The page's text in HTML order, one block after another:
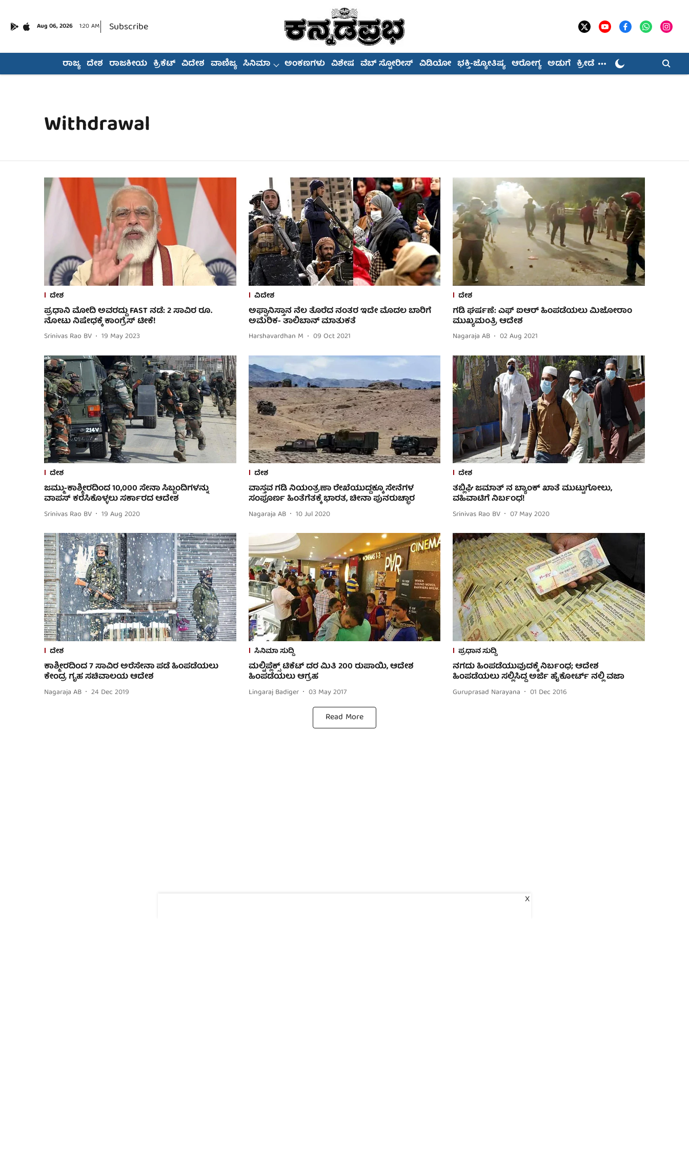
Aug 06, 2026 1:20 AM Subscribe
ರಾಜ್ಯ ದೇಶ ರಾಜಕೀಯ ಕ್ರಿಕೆಟ್ ವಿದೇಶ ವಾಣಿಜ್ಯ ಸಿನಿಮಾ ಅಂಕಣಗಳು ವಿಶೇಷ ವೆಬ್ ಸ್ಟೋರೀಸ್ ವಿಡಿಯೋ ಭಕ್ತಿ-ಜ್ಯೋತಿಷ್ಯ ಆರೋಗ್ಯ ಅಡುಗೆ ಕ್ರೀಡೆ
Withdrawal
ದೇಶ
ಪ್ರಧಾನಿ ಮೋದಿ ಅವರದ್ದು FAST ನಡೆ: 2 ಸಾವಿರ ರೂ.
ನೋಟು ನಿಷೇಧಕ್ಕೆ ಕಾಂಗ್ರೆಸ್ ಟೀಕೆ!
Srinivas Rao BV 19 May 2023
ವಿದೇಶ
ಅಫ್ಘಾನಿಸ್ತಾನ ನೆಲ ತೊರೆದ ನಂತರ ಇದೇ ಮೊದಲ ಬಾರಿಗೆ
ಅಮೆರಿಕ- ತಾಲಿಬಾನ್ ಮಾತುಕತೆ
Harshavardhan M 09 Oct 2021
ದೇಶ
ಗಡಿ ಘರ್ಷಣೆ: ಎಫ್ ಐಆರ್ ಹಿಂಪಡೆಯಲು ಮಿಜೋರಾಂ
ಮುಖ್ಯಮಂತ್ರಿ ಆದೇಶ
Nagaraja AB 02 Aug 2021
ದೇಶ
ಜಮ್ಮು-ಕಾಶ್ಮೀರದಿಂದ 10,000 ಸೇನಾ ಸಿಬ್ಬಂದಿಗಳನ್ನು
ವಾಪಸ್ ಕರೆಸಿಕೊಳ್ಳಲು ಸರ್ಕಾರದ ಆದೇಶ
Srinivas Rao BV 19 Aug 2020
ದೇಶ
ವಾಸ್ತವ ಗಡಿ ನಿಯಂತ್ರಣಾ ರೇಖೆಯುದ್ದಕ್ಕೂ ಸೇನೆಗಳ
ಸಂಪೂರ್ಣ ಹಿಂತೆಗೆತಕ್ಕೆ ಭಾರತ, ಚೀನಾ ಪುನರುಚ್ಛಾರ
Nagaraja AB 10 Jul 2020
ದೇಶ
ತಬ್ಲಿಘಿ ಜಮಾತ್ ನ ಬ್ಯಾಂಕ್ ಖಾತೆ ಮುಟ್ಟುಗೋಲು,
ವಹಿವಾಟಿಗೆ ನಿರ್ಬಂಧ!
Srinivas Rao BV 07 May 2020
ದೇಶ
ಕಾಶ್ಮೀರದಿಂದ 7 ಸಾವಿರ ಅರೆಸೇನಾ ಪಡೆ ಹಿಂಪಡೆಯಲು
ಕೇಂದ್ರ ಗೃಹ ಸಚಿವಾಲಯ ಆದೇಶ
Nagaraja AB 24 Dec 2019
ಸಿನಿಮಾ ಸುದ್ದಿ
ಮಲ್ಟಿಪ್ಲೆಕ್ಸ್‌ ಟಿಕೆಟ್ ದರ ಮಿತಿ 200 ರುಪಾಯಿ, ಆದೇಶ
ಹಿಂಪಡೆಯಲು ಆಗ್ರಹ
Lingaraj Badiger 03 May 2017
ಪ್ರಧಾನ ಸುದ್ದಿ
ನಗದು ಹಿಂಪಡೆಯುವುದಕ್ಕೆ ನಿರ್ಬಂಧ; ಆದೇಶ
ಹಿಂಪಡೆಯಲು ಸಲ್ಲಿಸಿದ್ದ ಅರ್ಜಿ ಹೈಕೋರ್ಟ್ ನಲ್ಲಿ ವಜಾ
Guruprasad Narayana 01 Dec 2016
Read More
X